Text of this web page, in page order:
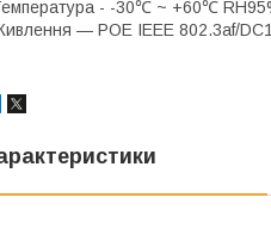
- -30℃ ~ +60℃
— POE IEEE 802.3af/